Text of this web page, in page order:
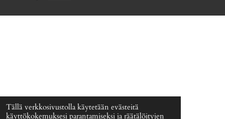
Tällä verkkosivustolla käytetään evästeitä
käyttökokemuksesi parantamiseksi ja räätälöityjen